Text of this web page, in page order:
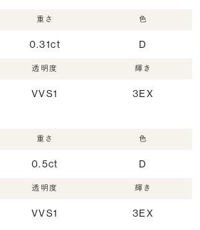
重さ
0.31ct
色
D
透明度
VVS1
輝き
3EX
重さ
0.5ct
色
D
透明度
VVS1
輝き
3EX